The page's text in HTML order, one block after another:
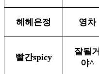
헤헤은정 영차
빨간spicy
잘될거
야^